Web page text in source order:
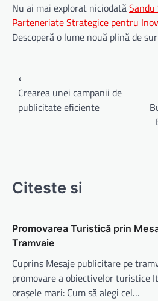
Nu ai mai explorat niciodatăSandu
Parteneriate Strategice pentru
Descoperă o lume nouă plină de
Navigare
în
articole
⟵
Crearea unei campanii de
publicitate eficiente
Citeste si
Promovarea Turistică prin
Tramvaie
Cuprins Mesaje publicitare pe
promovare a obiectivelor turistice
orașele mari: Cum să alegi cel…